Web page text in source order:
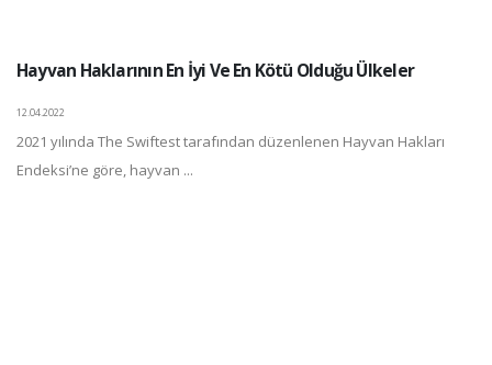
Hayvan Haklarının En İyi Ve En Kötü Olduğu Ülkeler
12.04.2022
2021 yılında The Swiftest tarafından düzenlenen Hayvan Hakları
Endeksi’ne göre, hayvan ...